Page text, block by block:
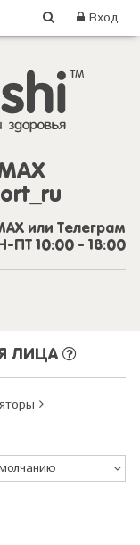
Вход
или Телеграм
ПТ 10:00 - 18:00
ЛИЦА